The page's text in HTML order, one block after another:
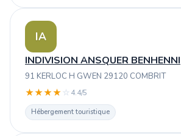
IA
INDIVISION ANSQUER BENHENNI
91 KERLOC H GWEN 29120 COMBRIT
★★★★ ☆ 4.4/5
Hébergement touristique